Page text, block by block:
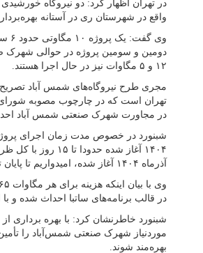
واقع در شهرستان ری در آستانه
۱۲ و ۵ مگاوات نیز در حال اجرا هستند.
تهران است که در چارچوب مصوبه شورای
در مجاورت شهرک صنعتی شمس آباد
آذرماه ۱۴۰۴ آغاز شده، امیدواریم تا پایان تیرماه وارد مدار شود.
در قالب برنامه‌های ساتبا احداث شده و با اعتبار ۱۶.۵ میلیون دلار تکمیل و به بهره
شبنورد خاطرنشان کرد: با بهره برداری
موردنیاز شهرک صنعتی شمس‌آباد را
بهره‌مند شوند.